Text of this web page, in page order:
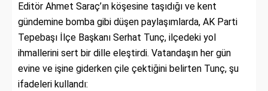
Editör Ahmet Saraç’ın köşesine taşıdığı ve kent
gündemine bomba gibi düşen paylaşımlarda, AK Parti
Tepebaşı İlçe Başkanı Serhat Tunç, ilçedeki yol
ihmallerini sert bir dille eleştirdi. Vatandaşın her gün
evine ve işine giderken çile çektiğini belirten Tunç, şu
ifadeleri kullandı: